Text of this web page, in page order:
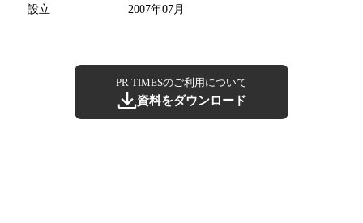
設立
2007年07月
PR TIMESのご利用について
資料をダウンロード